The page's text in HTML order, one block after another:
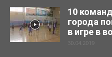
10
города
в игре в
30.04.2019